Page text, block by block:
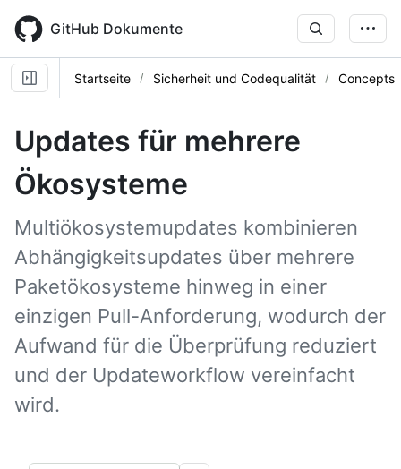
main
content
GitHub Dokumente
Startseite Sicherheit und Codequalität Concepts
Updates für mehrere
Ökosysteme
Multiökosystemupdates kombinieren
Abhängigkeitsupdates über mehrere
Paketökosysteme hinweg in einer
einzigen Pull-Anforderung, wodurch der
Aufwand für die Überprüfung reduziert
und der Updateworkflow vereinfacht
wird.